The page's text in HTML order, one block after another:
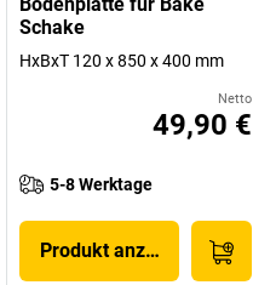
Schake
HxBxT 120 x 850 x 400 mm
Netto
49,90 €
5-8 Werktage
Produkt anzeigen